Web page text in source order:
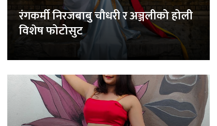
रंगकर्मी निरजबाबु चौधरी र अञ्जलीको होली
विशेष फोटोसुट